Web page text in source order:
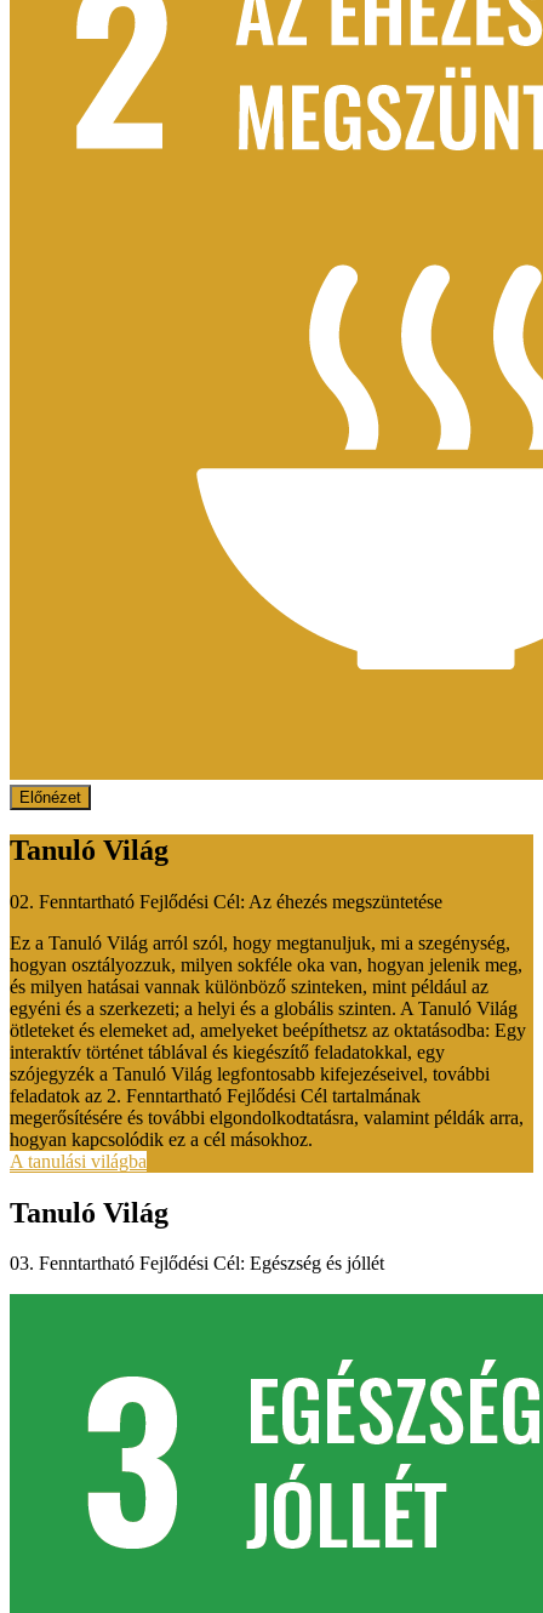
Előnézet
Tanuló Világ
02. Fenntartható Fejlődési Cél: Az éhezés megszüntetése
Ez a Tanuló Világ arról szól, hogy megtanuljuk, mi a szegénység,
hogyan osztályozzuk, milyen sokféle oka van, hogyan jelenik meg,
és milyen hatásai vannak különböző szinteken, mint például az
egyéni és a szerkezeti; a helyi és a globális szinten. A Tanuló Világ
ötleteket és elemeket ad, amelyeket beépíthetsz az oktatásodba: Egy
interaktív történet táblával és kiegészítő feladatokkal, egy
szójegyzék a Tanuló Világ legfontosabb kifejezéseivel, további
feladatok az 2. Fenntartható Fejlődési Cél tartalmának
megerősítésére és további elgondolkodtatásra, valamint példák arra,
hogyan kapcsolódik ez a cél másokhoz.
A tanulási világba
Tanuló Világ
03. Fenntartható Fejlődési Cél: Egészség és jóllét